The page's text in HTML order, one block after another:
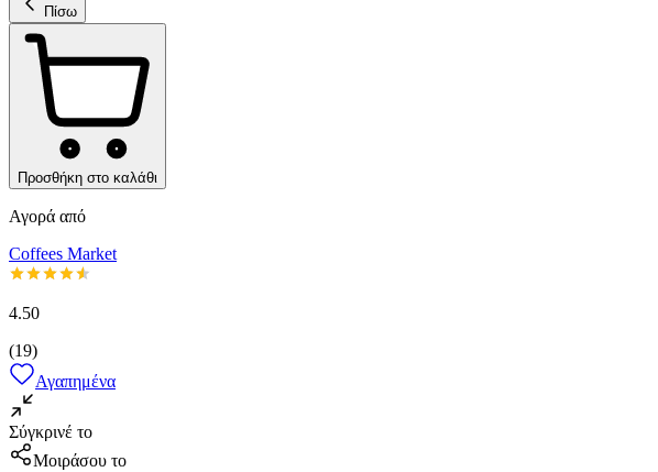
Πίσω
Προσθήκη στο καλάθι
Αγορά από
Coffees Market
4.50
(19)
Αγαπημένα
Σύγκρινέ το
Μοιράσου το